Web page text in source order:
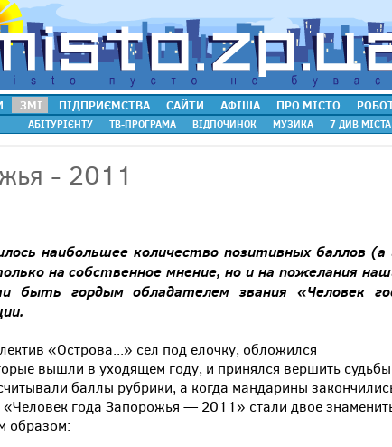
ЗМІ ПІДПРИЄМСТВА САЙТИ АФІША ПРО МІСТО
АБІТУРІЄНТУ ТВ-ПРОГРАМА ВІДПОЧИНОК МУЗИКА 7 ДИВ МІСТА
- 2011
наибольшее количество позитивных баллов (а
на собственное мнение, но и на пожелания
быть гордым обладателем звания «Человек
«Острова...» сел под елочку, обложился
вышли в уходящем году, и принялся вершить судьбы
баллы рубрики, а когда мандарины
«Человек года Запорожья — 2011» стали двое
образом: